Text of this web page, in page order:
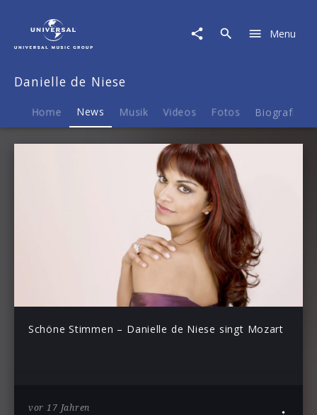
Menu
Danielle de Niese
Home News Musik Videos Fotos Biografie
Schöne Stimmen – Danielle de Niese singt Mozart
vor 17 Jahren